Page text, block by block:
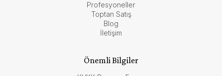
Profesyoneller
Toptan Satış
Blog
İletişim
Önemli Bilgiler